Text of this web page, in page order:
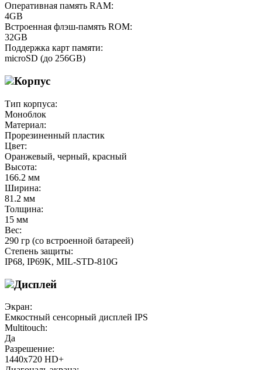
Оперативная память RAM:
4GB
Встроенная флэш-память ROM:
32GB
Поддержка карт памяти:
microSD (до 256GB)
Корпус
Тип корпуса:
Моноблок
Материал:
Прорезиненный пластик
Цвет:
Оранжевый, черный, красный
Высота:
166.2 мм
Ширина:
81.2 мм
Толщина:
15 мм
Вес:
290 гр (со встроенной батареей)
Степень защиты:
IP68, IP69K, MIL-STD-810G
Дисплей
Экран:
Емкостный сенсорный дисплей IPS
Multitouch:
Да
Разрешение:
1440х720 HD+